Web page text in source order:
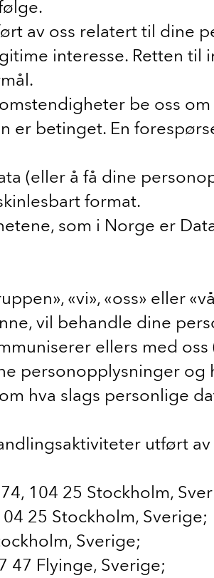
av oss relatert til dine
interesse. Retten til
be oss
betinget. En
(eller å få dine
format.
som i Norge er
«vi», «oss» eller
vil behandle dine
ellers med
personopplysninger og
hva slags personlige
utført
104 25 Stockholm,
25 Stockholm, Sverige;
Sverige;
47 Flyinge, Sverige;